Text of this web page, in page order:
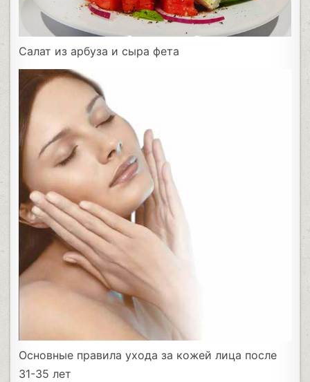
Салат из арбуза и сыра фета
Основные правила ухода за кожей лица после
31-35 лет